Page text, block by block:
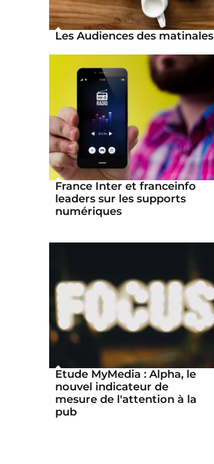
Les Audiences des matinales
France Inter et franceinfo
leaders sur les supports
numériques
Etude MyMedia : Alpha, le
nouvel indicateur de
mesure de l'attention à la
pub